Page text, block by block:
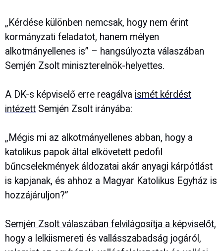
„Kérdése különben nemcsak, hogy nem érint
kormányzati feladatot, hanem mélyen
alkotmányellenes is” – hangsúlyozta válaszában
Semjén Zsolt miniszterelnök-helyettes.
A DK-s képviselő erre reagálva ismét kérdést
intézett Semjén Zsolt irányába:
„Mégis mi az alkotmányellenes abban, hogy a
katolikus papok által elkövetett pedofil
bűncselekmények áldozatai akár anyagi kárpótlást
is kapjanak, és ahhoz a Magyar Katolikus Egyház is
hozzájáruljon?”
Semjén Zsolt válaszában felvilágosítja a képviselőt,
hogy a lelkiismereti és vallásszabadság jogáról,